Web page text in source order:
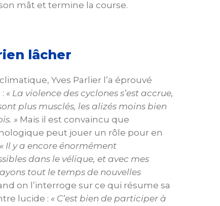
mât et termine la course.
lâcher
Yves Parlier l’a éprouvé
« La violence des cyclones s’est accrue,
plus musclés, les alizés moins bien
» Mais il est convaincu que
peut jouer un rôle pour en
« Il y a encore énormément
dans le vélique, et avec mes
tout le temps de nouvelles
on l’interroge sur ce qui résume sa
lucide : « C’est bien de participer à